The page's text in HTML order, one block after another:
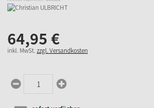
64,95 €
inkl. MwSt. zzgl. Versandkosten